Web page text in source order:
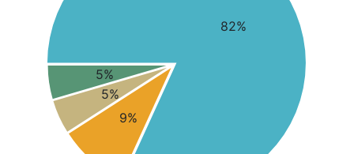
82%
9%
5%
5%